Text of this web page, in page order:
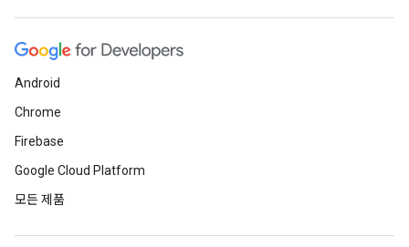
Android
Chrome
Firebase
Google Cloud Platform
모든 제품